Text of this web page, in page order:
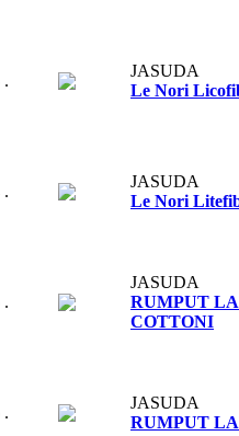
.
JASUDA
Le Nori
.
JASUDA
Le Nori
.
JASUDA
RUMPUT
COTTONI
.
JASUDA
RUMPUT